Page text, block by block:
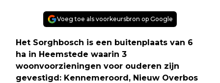
Voeg toe als voorkeursbron op Google
Het Sorghbosch is een buitenplaats van 6
ha in Heemstede waarin 3
woonvoorzieningen voor ouderen zijn
gevestigd: Kennemeroord, Nieuw Overbos